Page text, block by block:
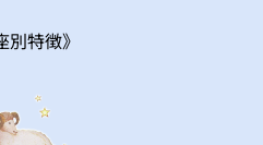
別特徴》